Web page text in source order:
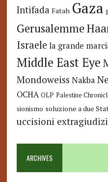
Intifada Fatah Gaza
Gerusalemme
Israele la grande
Middle East Eye
Mondoweiss Nakba
OCHA OLP Palestine
sionismo soluzione a due
uccisioni
ARCHIVES